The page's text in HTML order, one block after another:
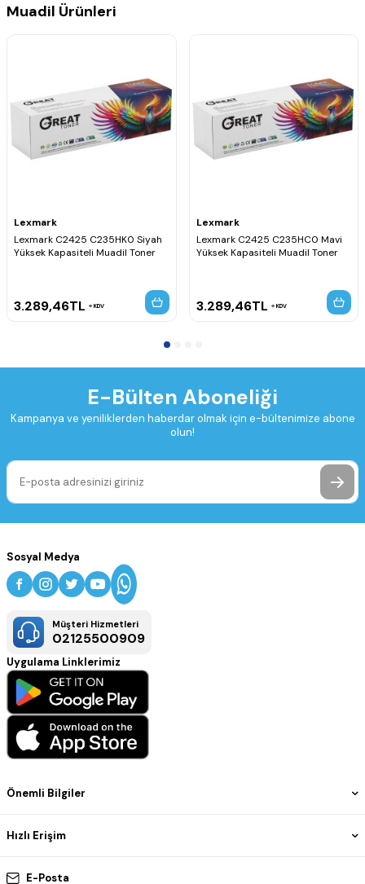
Muadil Ürünleri
Lexmark
Lexmark C2425 C235HK0 Siyah
Yüksek Kapasiteli Muadil Toner
3.289,46TL KDV
Lexmark
Lexmark C2425 C235HC0 Mavi
Yüksek Kapasiteli Muadil Toner
3.289,46TL KDV
E-Bülten Aboneliği
Kampanya ve yeniliklerden haberdar olmak için e-bültenimize abone
olun!
E-Posta
Önemli Bilgiler
Hızlı Erişim
Sosyal Medya
Müşteri Hizmetleri
02125500909
Uygulama Linklerimiz